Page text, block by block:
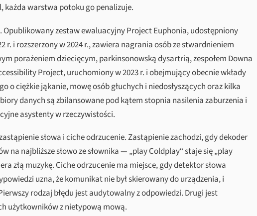
warstwa potoku go penalizuje.
Opublikowany zestaw ewaluacyjny Project Euphonia, udostępniony
r. i rozszerzony w 2024 r., zawiera nagrania osób ze stwardnieniem
porażeniem dziecięcym, parkinsonowską dysartrią, zespołem Downa
Project, uruchomiony w 2023 r. i obejmujący obecnie wkłady
o ciężkie jąkanie, mowę osób głuchych i niedosłyszących oraz kilka
danych są zbilansowane pod kątem stopnia nasilenia zaburzenia i
asystenty w rzeczywistości.
słowa i ciche odrzucenie. Zastąpienie zachodzi, gdy dekoder
na najbliższe słowo ze słownika — „play Coldplay“ staje się „play
złą muzykę. Ciche odrzucenie ma miejsce, gdy detektor słowa
uzna, że komunikat nie był skierowany do urządzenia, i
rodzaj błędu jest audytowalny z odpowiedzi. Drugi jest
użytkowników z nietypową mową.